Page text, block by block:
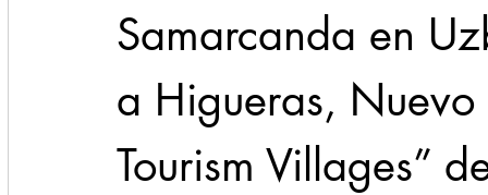
Samarcanda en
a Higueras,
Tourism Villages”